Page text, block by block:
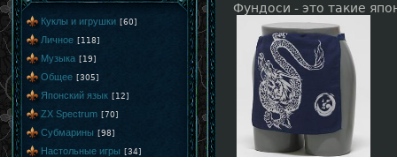
Куклы и игрушки [60]
Личное [118]
Музыка [19]
Общее [305]
Японский язык [12]
ZX Spectrum [70]
Субмарины [98]
Настольные игры [34]
Фундоси - это такие